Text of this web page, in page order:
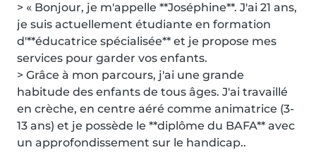
> « Bonjour, je m'appelle **Joséphine**. J'ai 21 ans,
je suis actuellement étudiante en formation
d'**éducatrice spécialisée** et je propose mes
services pour garder vos enfants.
> Grâce à mon parcours, j'ai une grande
habitude des enfants de tous âges. J'ai travaillé
en crèche, en centre aéré comme animatrice (3-
13 ans) et je possède le **diplôme du BAFA** avec
un approfondissement sur le handicap..